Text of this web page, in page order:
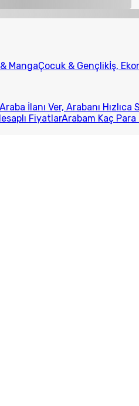
MangaÇocuk & Gençlikİş,
Araba İlanı Ver, Arabanı Hızlıca
FiyatlarArabam Kaç